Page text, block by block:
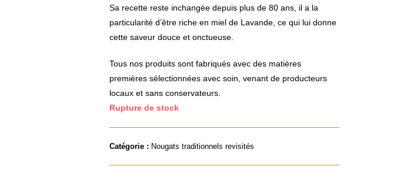
Sa recette reste inchangée depuis plus de 80 ans, il a la
particularité d’être riche en miel de Lavande, ce qui lui donne
cette saveur douce et onctueuse.
Tous nos produits sont fabriqués avec des matières
premières sélectionnées avec soin, venant de producteurs
locaux et sans conservateurs.
Rupture de stock
Catégorie : Nougats traditionnels revisités